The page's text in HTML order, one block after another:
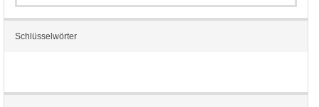
Schlüsselwörter